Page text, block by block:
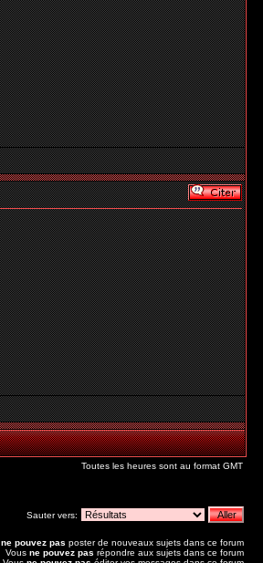
Toutes les heures sont au format GMT
Sauter vers:
ne pouvez pas poster de nouveaux sujets dans ce forum
Vous ne pouvez pas répondre aux sujets dans ce forum